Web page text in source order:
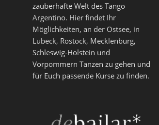
zauberhafte Welt des Tango
Argentino. Hier findet Ihr
Möglichkeiten, an der Ostsee, in
Lübeck, Rostock, Mecklenburg,
Schleswig-Holstein und
Vorpommern Tanzen zu gehen und
für Euch passende Kurse zu finden.